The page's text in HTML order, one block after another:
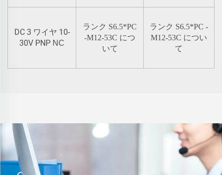
DC 3 ワイヤ 10-
30V PNP NC
ランク S6.5*PC
-M12-53C につ
いて
ランク S6.5*PC -
M12-53C につい
て